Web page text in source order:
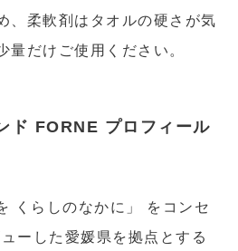
、柔軟剤はタオルの硬さが気
量だけご使用ください。
ド FORNE プロフィール
くらしのなかに」 をコンセ
ーした愛媛県を拠点とする